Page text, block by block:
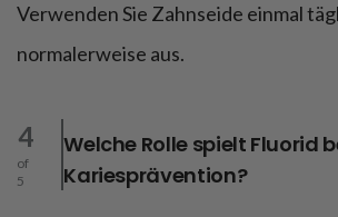
Verwenden Sie Zahnseide einmal
normalerweise aus.
4
of
5
Welche Rolle spielt Fluorid
Kariesprävention?